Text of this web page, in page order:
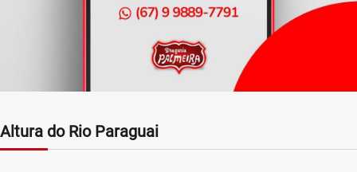
Altura do Rio Paraguai